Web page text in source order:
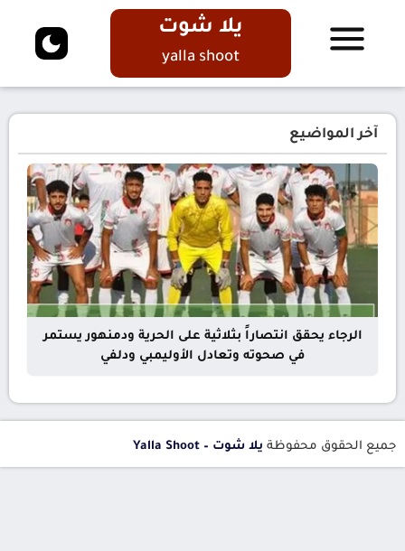
يلا شوت
yalla shoot
آخر المواضيع
الرجاء يحقق انتصاراً بثلاثية على الحرية ودمنهور يستمر
في صحوته وتعادل الأوليمبي ودلفي
جميع الحقوق محفوظة يلا شوت – Yalla Shoot